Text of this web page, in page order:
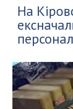
На